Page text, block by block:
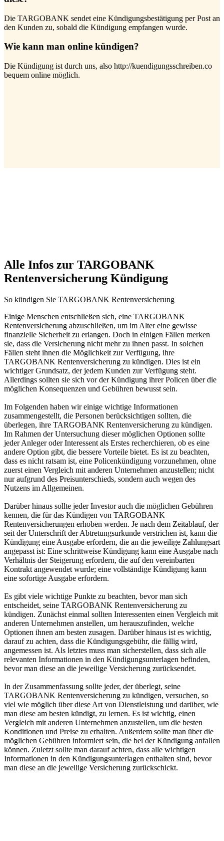
Die TARGOBANK sendet eine Kündigungsbestätigung per Post an
den Kunden zu, sobald die Kündigung empfangen wurde.
Wie kann man online kündigen?
Die Kündigung ist durch uns, also http://kuendigungsschreiben.co
bequem online möglich.
Alle Infos zur TARGOBANK
Rentenversicherung Kündigung
So kündigen Sie TARGOBANK Rentenversicherung
Einige Menschen entschließen sich, eine TARGOBANK
Rentenversicherung abzuschließen, um im Alter eine gewisse
finanzielle Sicherheit zu erlangen. Doch in einigen Fällen merken
sie, dass die Versicherung nicht mehr zu ihnen passt. In solchen
Fällen steht ihnen die Möglichkeit zur Verfügung, ihre
TARGOBANK Rentenversicherung zu kündigen. Dies ist ein
wichtiger Grundsatz, der jedem Kunden zur Verfügung steht.
Allerdings sollten sie sich vor der Kündigung ihrer Policen über die
möglichen Konsequenzen und Gebühren bewusst sein.
Im Folgenden haben wir einige wichtige Informationen
zusammengestellt, die Personen berücksichtigen sollten, die
überlegen, ihre TARGOBANK Rentenversicherung zu kündigen.
Im Rahmen der Untersuchung dieser möglichen Optionen sollte
jeder Anleger oder Interessent als Erstes recherchieren, ob es eine
andere Option gibt, die bessere Vorteile bietet. Es ist zu beachten,
dass es nicht ratsam ist, eine Policenkündigung vorzunehmen, ohne
zuerst einen Vergleich mit anderen Unternehmen anzustellen; nicht
nur aufgrund des Preisunterschieds, sondern auch wegen des
Nutzens im Allgemeinen.
Darüber hinaus sollte jeder Investor auch die möglichen Gebühren
kennen, die für das Kündigen von TARGOBANK
Rentenversicherungen erhoben werden. Je nach dem Zeitablauf, der
seit der Unterschrift der Abtretungsurkunde verstrichen ist, kann die
Kündigung eine Ausgabe erfordern, die an die jeweilige Zahlungsart
angepasst ist: Eine schrittweise Kündigung kann eine Ausgabe nach
Verhältnis der Steigerung erfordern, die auf den vereinbarten
Kontrakt angewendet wurde; eine vollständige Kündigung kann
eine sofortige Ausgabe erfordern.
Es gibt viele wichtige Punkte zu beachten, bevor man sich
entscheidet, seine TARGOBANK Rentenversicherung zu
kündigen. Zunächst einmal sollten Interessenten einen Vergleich mit
anderen Unternehmen anstellen, um herauszufinden, welche
Optionen ihnen am besten zusagen. Darüber hinaus ist es wichtig,
darauf zu achten, dass die Kündigungsgebühr, die fällig wird,
angemessen ist. Als letztes muss man sicherstellen, dass sich alle
relevanten Informationen in den Kündigungsunterlagen befinden,
bevor man diese an die jeweilige Versicherung zurücksendet.
In der Zusammenfassung sollte jeder, der überlegt, seine
TARGOBANK Rentenversicherung zu kündigen, versuchen, so
viel wie möglich über diese Art von Dienstleistung und darüber, wie
man diese am besten kündigt, zu lernen. Es ist wichtig, einen
Vergleich mit anderen Unternehmen anzustellen, um die besten
Konditionen und Preise zu erhalten. Außerdem sollte man über die
möglichen Gebühren informiert sein, die bei der Kündigung anfallen
können. Zuletzt sollte man darauf achten, dass alle wichtigen
Informationen in den Kündigungsunterlagen enthalten sind, bevor
man diese an die jeweilige Versicherung zurückschickt.